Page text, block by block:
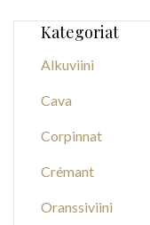
Kategoriat
Alkuviini
Cava
Corpinnat
Crémant
Oranssiviini